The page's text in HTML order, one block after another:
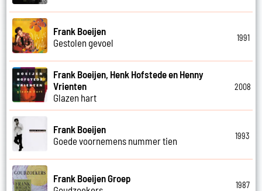
Frank Boeijen
Gestolen gevoel
1991
Frank Boeijen, Henk Hofstede en Henny
Vrienten
Glazen hart
2008
Frank Boeijen
Goede voornemens nummer tien
1993
Frank Boeijen Groep
1987